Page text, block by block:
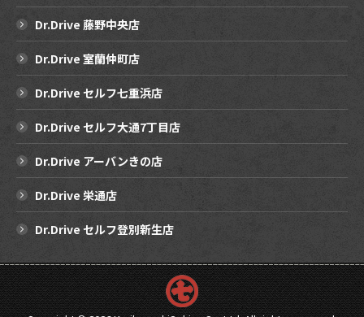
Dr.Drive 藤野中央店
Dr.Drive 室蘭仲町店
Dr.Drive セルフ七重浜店
Dr.Drive セルフ大通7丁目店
Dr.Drive アーバンきの店
Dr.Drive 栄通店
Dr.Drive セルフ登別新生店